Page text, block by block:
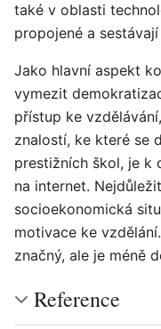
také v oblasti
propojené a
Jako hlavní aspekt
vymezit
přístup ke
znalostí, ke které se
prestižních škol, je k
na internet.
socioekonomická
motivace ke
značný, ale je méně
Reference